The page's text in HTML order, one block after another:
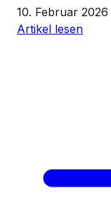
10. Februar 2026
Artikel lesen